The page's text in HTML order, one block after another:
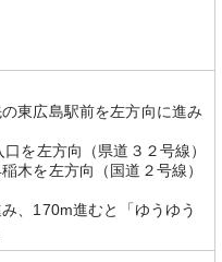
東広島駅前を左方向に進み
を左方向（県道３２号線）
木を左方向（国道２号線）
、170m進むと「ゆうゆう